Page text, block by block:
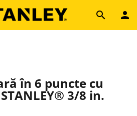
to main content
în 6 puncte cu
3/8 in.